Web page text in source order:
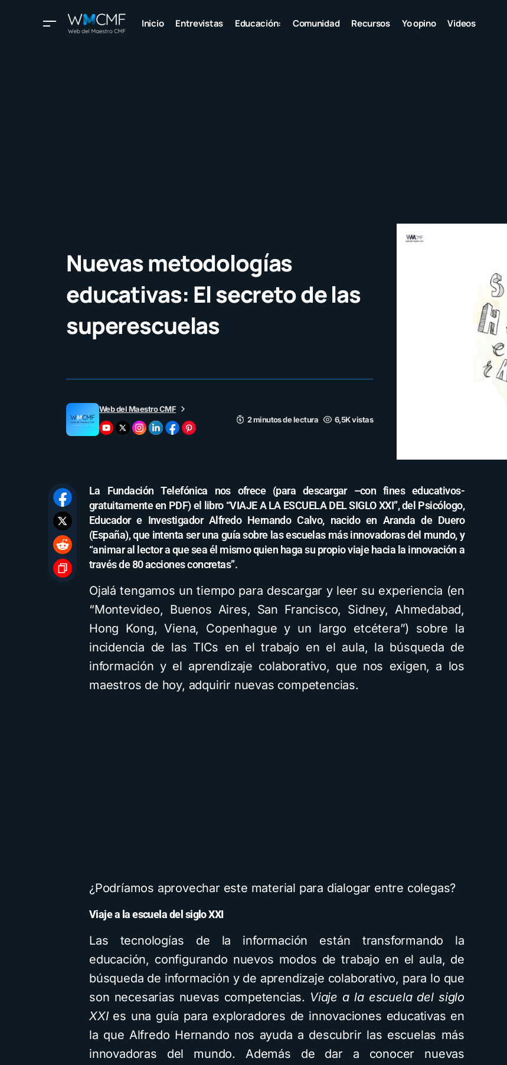
Inicio Entrevistas Educación: Comunidad Recursos Yo opino Videos
Nuevas metodologías
educativas: El secreto de las
superescuelas
Web del Maestro CMF
2 minutos de lectura
6,5K vistas
La Fundación Telefónica nos ofrece (para descargar –con fines educativos-
gratuitamente en PDF) el libro “VIAJE A LA ESCUELA DEL SIGLO XXI”, del Psicólogo,
Educador e Investigador Alfredo Hernando Calvo, nacido en Aranda de Duero
(España), que intenta ser una guía sobre las escuelas más innovadoras del mundo, y
“animar al lector a que sea él mismo quien haga su propio viaje hacia la innovación a
través de 80 acciones concretas”.
Ojalá tengamos un tiempo para descargar y leer su experiencia (en
“Montevideo, Buenos Aires, San Francisco, Sidney, Ahmedabad,
Hong Kong, Viena, Copenhague y un largo etcétera”) sobre la
incidencia de las TICs en el trabajo en el aula, la búsqueda de
información y el aprendizaje colaborativo, que nos exigen, a los
maestros de hoy, adquirir nuevas competencias.
¿Podríamos aprovechar este material para dialogar entre colegas?
Viaje a la escuela del siglo XXI
Las tecnologías de la información están transformando la
educación, configurando nuevos modos de trabajo en el aula, de
búsqueda de información y de aprendizaje colaborativo, para lo que
son necesarias nuevas competencias. Viaje a la escuela del siglo
XXIes una guía para exploradores de innovaciones educativas en
la que Alfredo Hernando nos ayuda a descubrir las escuelas más
innovadoras del mundo. Además de dar a conocer nuevas